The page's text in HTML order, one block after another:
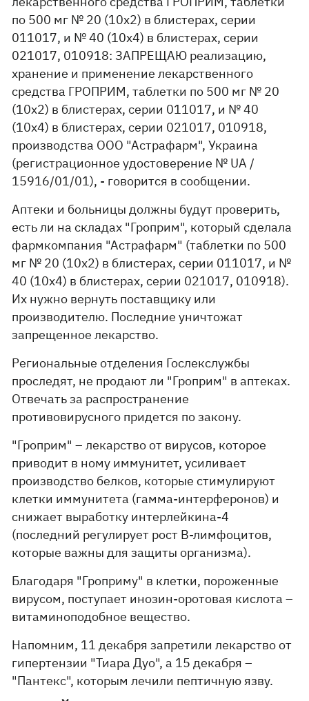
по 500 мг № 20 (10х2) в блистерах, серии
011017, и № 40 (10х4) в блистерах, серии
021017, 010918: ЗАПРЕЩАЮ реализацию,
хранение и применение лекарственного
средства ГРОПРИМ, таблетки по 500 мг № 20
(10х2) в блистерах, серии 011017, и № 40
(10х4) в блистерах, серии 021017, 010918,
производства ООО "Астрафарм", Украина
(регистрационное удостоверение № UA /
15916/01/01), - говорится в сообщении.
Аптеки и больницы должны будут проверить,
есть ли на складах "Гроприм", который сделала
фармкомпания "Астрафарм" (таблетки по 500
мг № 20 (10х2) в блистерах, серии 011017, и №
40 (10х4) в блистерах, серии 021017, 010918).
Их нужно вернуть поставщику или
производителю. Последние уничтожат
запрещенное лекарство.
Региональные отделения Гослекслужбы
проследят, не продают ли "Гроприм" в аптеках.
Отвечать за распространение
противовирусного придется по закону.
"Гроприм" – лекарство от вирусов, которое
приводит в ному иммунитет, усиливает
производство белков, которые стимулируют
клетки иммунитета (гамма-интерферонов) и
снижает выработку интерлейкина-4
(последний регулирует рост В-лимфоцитов,
которые важны для защиты организма).
Благодаря "Гроприму" в клетки, пороженные
вирусом, поступает инозин-оротовая кислота –
витаминоподобное вещество.
Напомним, 11 декабря запретили лекарство от
гипертензии "Тиара Дуо", а 15 декабря –
"Пантекс", которым лечили пептичную язву.